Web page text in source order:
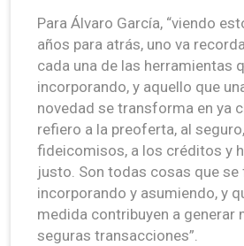
Para Álvaro García, “viendo
años para atrás, uno va
cada una de las herramientas
incorporando, y aquello que
novedad se transforma en ya
refiero a la preoferta, al
fideicomisos, a los créditos y
justo. Son todas cosas que se
incorporando y asumiendo, y
medida contribuyen a generar
seguras transacciones”.